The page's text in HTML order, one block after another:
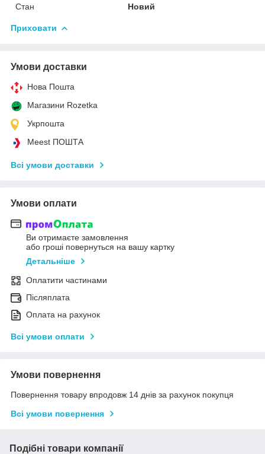
Стан
Новий
Приховати
Умови доставки
Нова Пошта
Магазини Rozetka
Укрпошта
Meest ПОШТА
Всі умови доставки
Умови оплати
Ви отримаєте замовлення
або гроші повернуться на вашу картку
Детальніше
Оплатити частинами
Післяплата
Оплата на рахунок
Всі умови оплати
Умови повернення
Повернення товару впродовж 14 днів за рахунок покупця
Всі умови повернення
Подібні товари компанії